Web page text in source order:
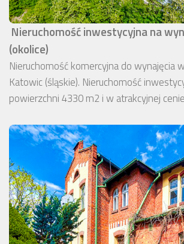
Nieruchomość inwestycyjna na
(okolice)
Nieruchomość komercyjna do wynajęcia
Katowic (śląskie). Nieruchomość
powierzchni 4330 m2 i w atrakcyjnej